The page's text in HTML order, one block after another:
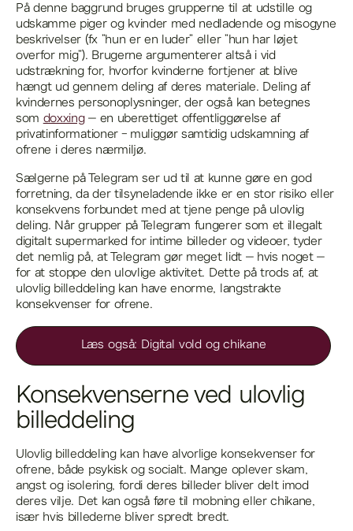
På denne baggrund bruges grupperne til at udstille og
udskamme piger og kvinder med nedladende og misogyne
beskrivelser (fx ”hun er en luder” eller ”hun har løjet
overfor mig”). Brugerne argumenterer altså i vid
udstrækning for, hvorfor kvinderne fortjener at blive
hængt ud gennem deling af deres materiale. Deling af
kvindernes personoplysninger, der også kan betegnes
somdoxxing– en uberettiget offentliggørelse af
privatinformationer - muliggør samtidig udskamning af
ofrene i deres nærmiljø.
Sælgerne på Telegram ser ud til at kunne gøre en god
forretning, da der tilsyneladende ikke er en stor risiko eller
konsekvens forbundet med at tjene penge på ulovlig
deling. Når grupper på Telegram fungerer som et illegalt
digitalt supermarked for intime billeder og videoer, tyder
det nemlig på, at Telegram gør meget lidt – hvis noget –
for at stoppe den ulovlige aktivitet. Dette på trods af, at
ulovlig billeddeling kan have enorme, langstrakte
konsekvenser for ofrene.
Læs også: Digital vold og chikane
Konsekvenserne ved ulovlig
billeddeling
Ulovlig billeddeling kan have alvorlige konsekvenser for
ofrene, både psykisk og socialt. Mange oplever skam,
angst og isolering, fordi deres billeder bliver delt imod
deres vilje. Det kan også føre til mobning eller chikane,
især hvis billederne bliver spredt bredt.